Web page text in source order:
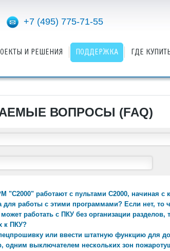
+7 (495) 775-71-55
И РЕШЕНИЯ ПОДДЕРЖКА ГДЕ
ВОПРОСЫ (FAQ)
работают с пультами С2000, начиная с
для работы с этими программами? Если нет,
работать с ПКУ без организации
к ПКУ?
или ввести штатную функцию для
одним выключателем нескольких зон